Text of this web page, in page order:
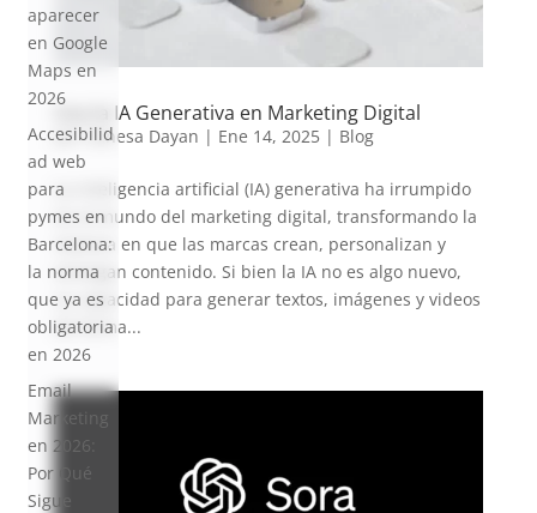
Usa la IA Generativa en Marketing Digital
porVanesa Dayan | Ene 14, 2025| Blog
La inteligencia artificial (IA) generativa ha irrumpido
en el mundo del marketing digital, transformando la
manera en que las marcas crean, personalizan y
entregan contenido. Si bien la IA no es algo nuevo,
su capacidad para generar textos, imágenes y videos
de forma...
aparecer
en Google
Maps en
2026
Accesibilid
ad web
para
pymes en
Barcelona:
la norma
que ya es
obligatoria
en 2026
Email
Marketing
en 2026:
Por Qué
Sigue